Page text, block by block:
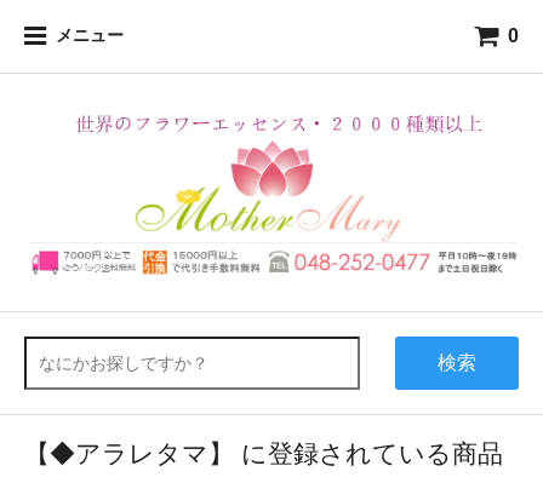
メニュー 0
検索
【◆アラレタマ】 に登録されている商品